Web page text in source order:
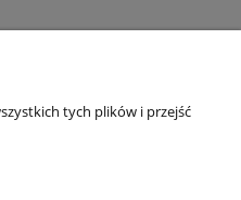
tych plików i przejść